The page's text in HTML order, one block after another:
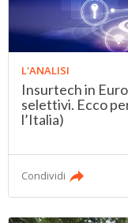
L'ANALISI
Insurtech in
selettivi. Ecco
l’Italia)
Condividi